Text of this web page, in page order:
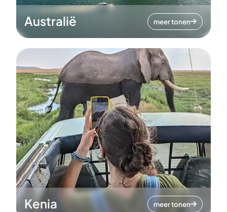
Australië meer tonen
Kenia meer tonen